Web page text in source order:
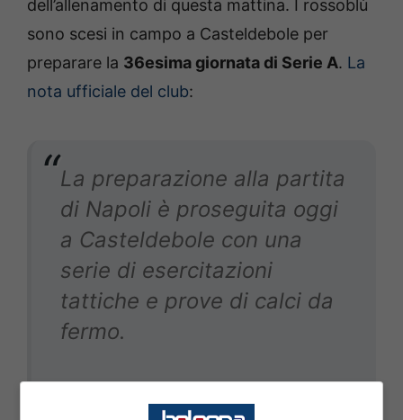
dell’allenamento di questa mattina. I rossoblù
sono scesi in campo a Casteldebole per
preparare la 36esima giornata di Serie A. La
nota ufficiale del club:
La preparazione alla partita
di Napoli è proseguita oggi
a Casteldebole con una
serie di esercitazioni
tattiche e prove di calci da
fermo.